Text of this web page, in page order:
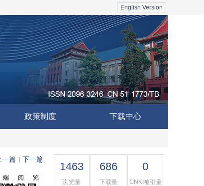
English Version
政策制度 下载中心
一篇 下一篇
阅览
1463
浏览量
686
下载量
0
CNKI被引量